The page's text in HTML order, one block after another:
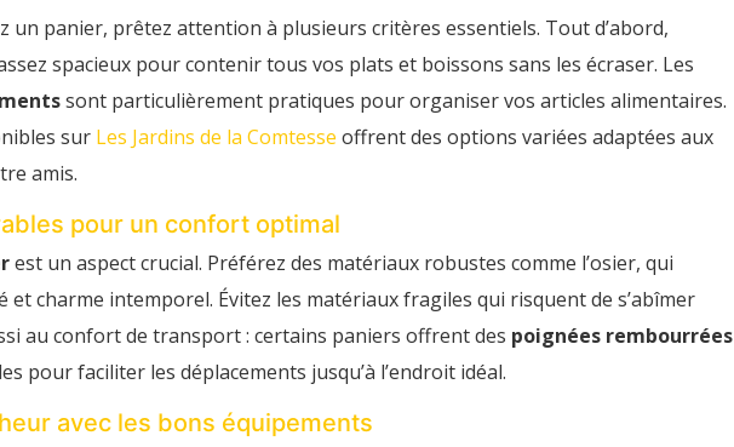
un panier, prêtez attention à plusieurs critères essentiels. Tout d’abord,
spacieux pour contenir tous vos plats et boissons sans les écraser. Les
sont particulièrement pratiques pour organiser vos articles alimentaires.
sur Les Jardins de la Comtesse offrent des options variées adaptées aux
amis.
pour un confort optimal
est un aspect crucial. Préférez des matériaux robustes comme l’osier, qui
charme intemporel. Évitez les matériaux fragiles qui risquent de s’abîmer
au confort de transport : certains paniers offrent des poignées rembourrées
pour faciliter les déplacements jusqu’à l’endroit idéal.
avec les bons équipements